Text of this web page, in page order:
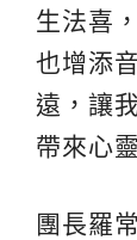
生法喜
也增添
遠，讓
帶來心
團長羅